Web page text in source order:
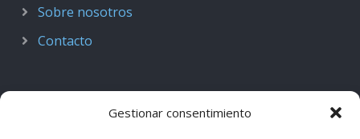
Gestionar consentimiento
Sobre nosotros
Contacto